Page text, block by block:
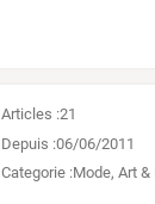
Articles :21
Depuis :06/06/2011
Categorie :Mode, Art &